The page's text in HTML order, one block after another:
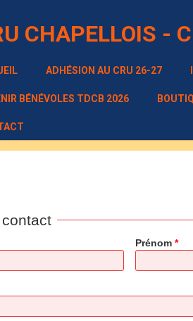
CHAPELLOIS -
ADHÉSION AU CRU 26-27
BÉNÉVOLES TDCB 2026
Prénom *